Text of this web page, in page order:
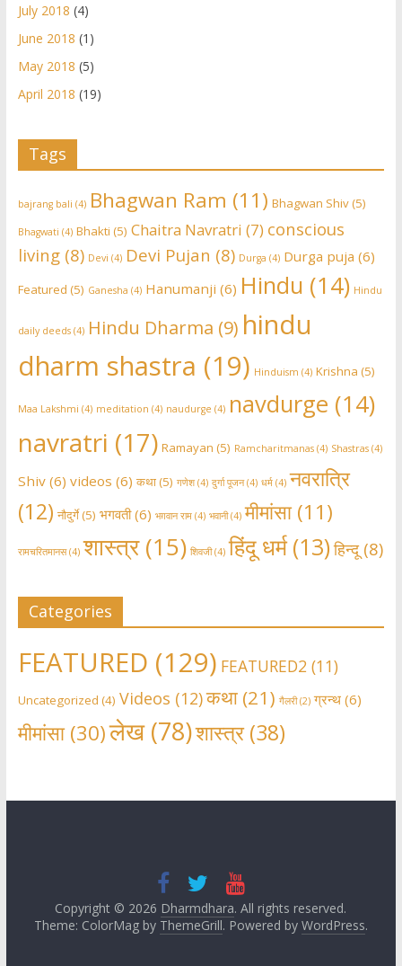
July 2018 (4)
June 2018 (1)
May 2018 (5)
April 2018 (19)
Tags
bajrang bali (4) Bhagwan Ram (11) Bhagwan Shiv(5)
Bhagwati (4) Bhakti (5) Chaitra Navratri (7) conscious
living(8) Devi (4) Devi Pujan (8) Durga (4) Durga puja (6)
Featured (5) Ganesha (4) Hanumanji (6) Hindu (14) Hindu
daily deeds(4) Hindu Dharma (9) hindu
dharm shastra (19) Hinduism (4) Krishna (5)
Maa Lakshmi (4) meditation (4) naudurge (4) navdurge (14)
navratri (17) Ramayan (5) Ramcharitmanas(4) Shastras(4)
Shiv(6) videos (6) कथा(5) गणेश(4) दुर्गा पूजन(4) धर्म(4) नवरात्रि
(12) नौदुर्गे(5) भगवती(6) भग़वान राम(4) भवानी(4) मीमांसा(11)
रामचरितमानस(4) शास्त्र(15) शिवजी(4) हिंदू धर्म(13)हिन्दू(8)
Categories
FEATURED (129) FEATURED2 (11)
Uncategorized (4) Videos (12)कथा(21) गैलरी(2) ग्रन्थ(6)
मीमांसा(30)लेख(78)शास्त्र(38)
Copyright © 2026 Dharmdhara. All rights reserved.
Theme: ColorMag by ThemeGrill. Powered by WordPress.